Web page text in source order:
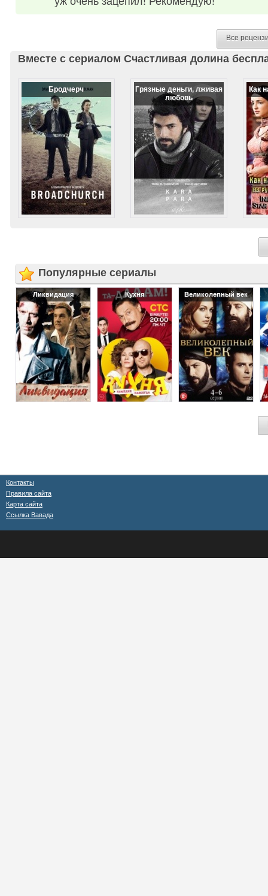
Все
Вместе с сериалом Счастливая долина
Бродчерч
Грязные деньги, лживая
любовь
Как
Популярные сериалы
Ликвидация Кухня Великолепный век
Контакты
Правила сайта
Карта сайта
Ссылка Вавада